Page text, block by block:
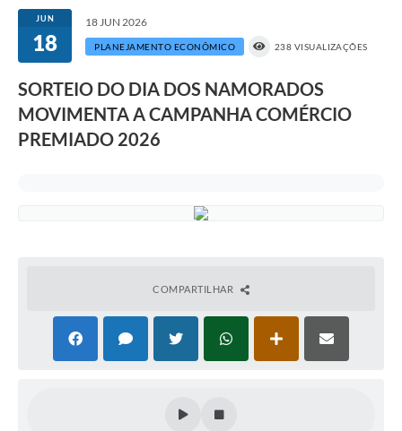
Publicações / Transparência
Secretarias
Expocal, Festa do Cavalo e o Relincho da Canção Nativa
Contato
Arquivos para Download
JUN
18
18 JUN 2026
PLANEJAMENTO ECONÔMICO 238 VISUALIZAÇÕES
SORTEIO DO DIA DOS NAMORADOS
MOVIMENTA A CAMPANHA COMÉRCIO
PREMIADO 2026
COMPARTILHAR